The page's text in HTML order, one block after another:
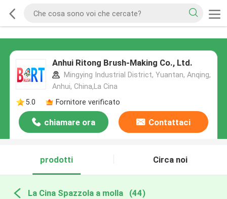
Anhui Ritong Brush-Making Co., Ltd.
Mingying Industrial District, Yuantan, Anqing,
Anhui, China,La Cina
5.0
Fornitore verificato
chiamare ora Contattaci
prodotti Circa noi
La Cina Spazzola a molla (44)